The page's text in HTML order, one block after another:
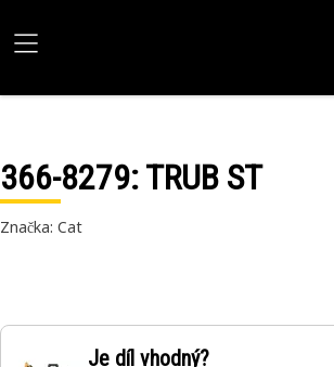
366-8279: TRUB ST
Značka: Cat
Je díl vhodný?